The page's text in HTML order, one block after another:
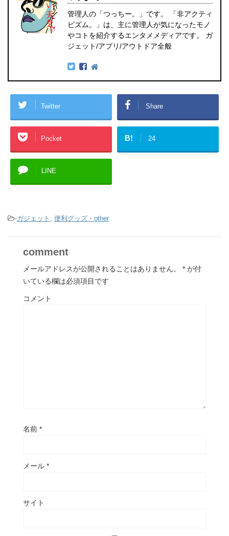
管理人の「つっちー。」です。 「非アクティ
ビズム。」は、主に管理人が気になったモノ
やコトを紹介するエンタメメディアです。 ガ
ジェット/アプリ/アウトドア全般
Twitter Share
Pocket B! 24
LINE
-ガジェット 便利グッズ・other
comment
メールアドレスが公開されることはありません。 * が付
いている欄は必須項目です
コメント
名前 *
メール *
サイト